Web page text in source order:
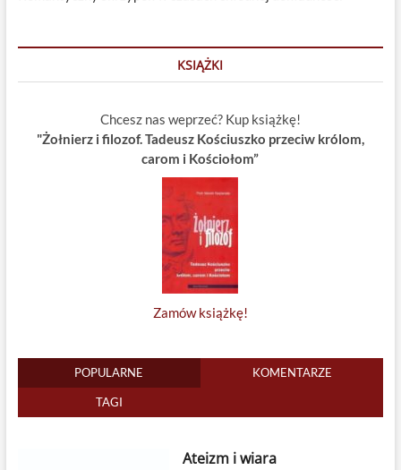
KSIĄŻKI
Chcesz nas weprzeć? Kup książkę!
"Żołnierz i filozof. Tadeusz Kościuszko przeciw królom,
carom i Kościołom”
Zamów książkę!
POPULARNE KOMENTARZE
TAGI
Ateizm i wiara